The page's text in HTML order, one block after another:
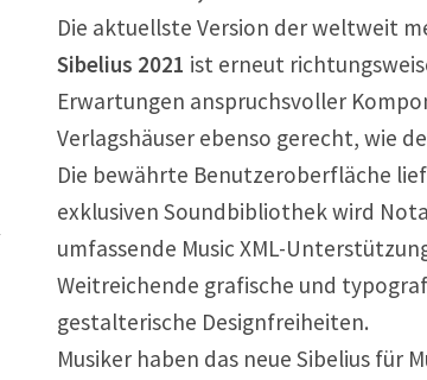
Die aktuellste Version der weltweit
Sibelius 2021 ist erneut
Erwartungen anspruchsvoller
Verlagshäuser ebenso gerecht, wie
Die bewährte Benutzeroberfläche
exklusiven Soundbibliothek wird
umfassende Music XML-
Weitreichende grafische und
gestalterische Designfreiheiten.
Musiker haben das neue Sibelius für